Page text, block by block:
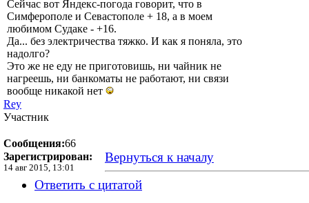
Сейчас вот Яндекс-погода говорит, что в
Симферополе и Севастополе + 18, а в моем
любимом Судаке - +16.
Да... без электричества тяжко. И как я поняла, это
надолго?
Это же не еду не приготовишь, ни чайник не
нагреешь, ни банкоматы не работают, ни связи
вообще никакой нет
Rey
Участник
Сообщения:66
Зарегистрирован:
14 авг 2015, 13:01
Вернуться к началу
Ответить с цитатой